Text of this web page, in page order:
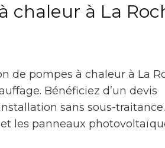
chaleur à La
de pompes à chaleur à La
Bénéficiez d’un devis
sans sous-
les panneaux